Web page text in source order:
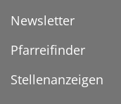
Newsletter
Pfarreifinder
Stellenanzeigen